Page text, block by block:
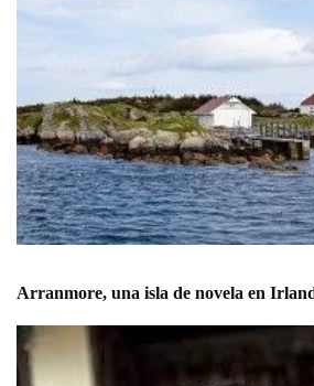
Arranmore, una isla de novela en